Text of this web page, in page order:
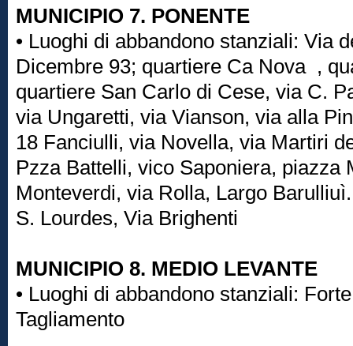
MUNICIPIO 7. PONENTE
• Luoghi di abbandono stanziali: Via
Dicembre 93; quartiere Ca Nova ,
quartiere San Carlo di Cese, via C.
via Ungaretti, via Vianson, via alla
18 Fanciulli, via Novella, via Martiri
Pzza Battelli, vico Saponiera, piazza
Monteverdi, via Rolla, Largo
S. Lourdes, Via Brighenti
MUNICIPIO 8. MEDIO LEVANTE
• Luoghi di abbandono stanziali:
Tagliamento